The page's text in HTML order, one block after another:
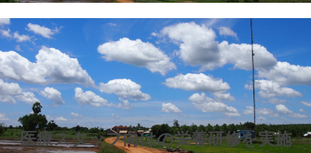
医療スタッフ向けの栄養研修を実施